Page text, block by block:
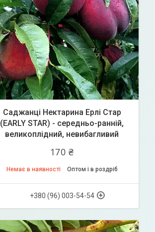
Саджанці Нектарина Ерлі Стар
(EARLY STAR) - середньо-ранній,
великоплідний, невибагливий
170 ₴
Немає в наявності Оптом і в роздріб
+380 (96) 003-54-54